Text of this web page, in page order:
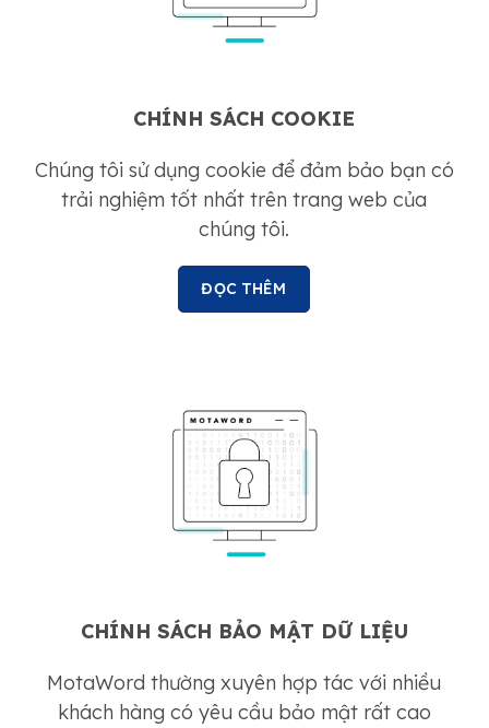
CHÍNH SÁCH COOKIE
Chúng tôi sử dụng cookie để đảm bảo bạn có
trải nghiệm tốt nhất trên trang web của
chúng tôi.
ĐỌC THÊM
CHÍNH SÁCH BẢO MẬT DỮ LIỆU
MotaWord thường xuyên hợp tác với nhiều
khách hàng có yêu cầu bảo mật rất cao